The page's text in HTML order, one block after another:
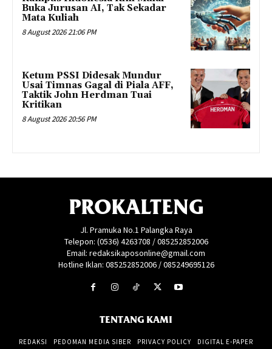
Buka Jurusan AI, Tak Sekadar
Mata Kuliah
8 August 2026 21:06 PM
Ketum PSSI Didesak Mundur
Usai Timnas Gagal di Piala AFF,
Taktik John Herdman Tuai
Kritikan
8 August 2026 20:56 PM
PROKALTENG
Jl. Pramuka No.1 Palangka Raya
Telepon: (0536) 4263708 / 085252852006
Email: redaksikaposonline@gmail.com
Hotline Iklan: 085252852006 / 085249695126
TENTANG KAMI
REDAKSI PEDOMAN MEDIA SIBER PRIVACY POLICY DIGITAL E-PAPER